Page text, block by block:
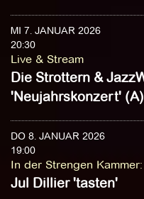
MI 7. JANUAR 2026
20:30
Live & Stream
Die Strottern &
'Neujahrskonzert' (A)
DO 8. JANUAR 2026
19:00
In der Strengen Kammer:
Jul Dillier 'tasten'